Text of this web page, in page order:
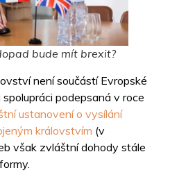
bude mít brexit?
není součástí Evropské
podepsaná v roce
ustanovení o vysílání
královstvím (v
však zvláštní dohody stále